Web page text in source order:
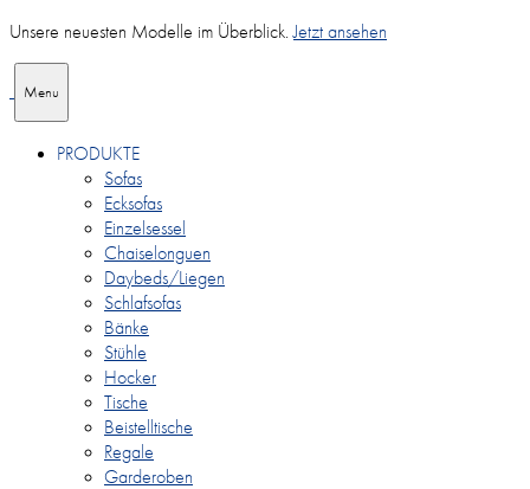
Unsere neuesten Modelle im Überblick.Jetzt ansehen
Menu
PRODUKTE
Sofas
Ecksofas
Einzelsessel
Chaiselonguen
Daybeds/Liegen
Schlafsofas
Bänke
Stühle
Hocker
Tische
Beistelltische
Regale
Garderoben